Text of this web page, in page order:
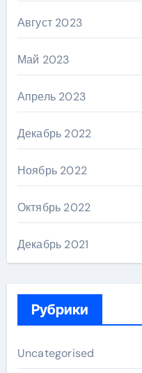
Август 2023
Май 2023
Апрель 2023
Декабрь 2022
Ноябрь 2022
Октябрь 2022
Декабрь 2021
Рубрики
Uncategorised